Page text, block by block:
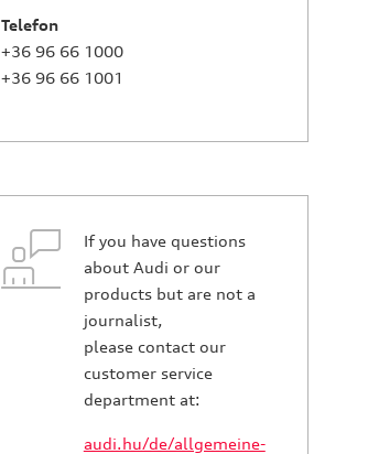
Telefon
+36 96 66 1000
+36 96 66 1001
If you have questions
about Audi or our
products but are not a
journalist,
please contact our
customer service
department at:
audi.hu/de/allgemeine-